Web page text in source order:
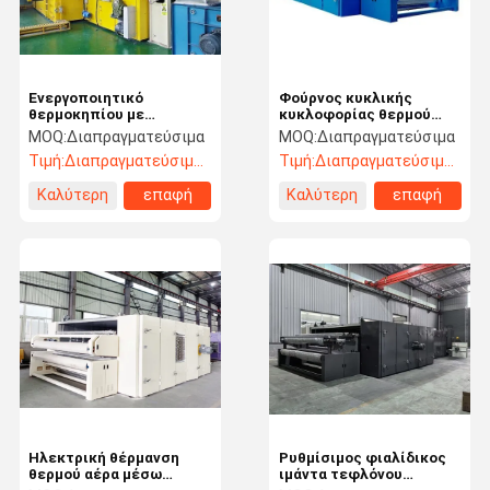
Φούρνος κυκλικής
κυκλοφορίας θερμού
αέρα με μονή ζώνη για
θερμική σύνδεση
μαλακού πολυύτσου
MOQ:Διαπραγματεύσιμα
Τιμή:Διαπραγματεύσιμος
Καλύτερη
επαφή
Ενεργοποιητικό
θερμοκηπίου με
αυτόματο έλεγχο
θερμοκρασίας
MOQ:Διαπραγματεύσιμα
Τιμή:Διαπραγματεύσιμος
Καλύτερη
επαφή
Ρυθμίσιμος φιαλίδικος
ιμάντα τεφλόνου
Ηλεκτρική θέρμανση
θερμού αέρα μέσω